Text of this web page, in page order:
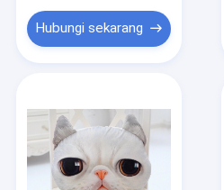
Hubungi sekarang